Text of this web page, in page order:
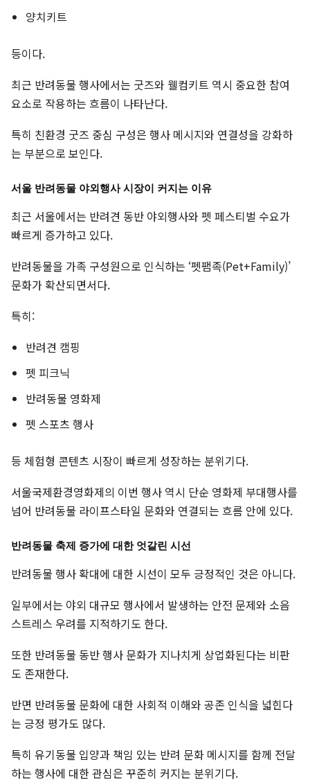
양치키트
등이다.
최근 반려동물 행사에서는 굿즈와 웰컴키트 역시 중요한 참여
요소로 작용하는 흐름이 나타난다.
특히 친환경 굿즈 중심 구성은 행사 메시지와 연결성을 강화하
는 부분으로 보인다.
서울 반려동물 야외행사 시장이 커지는 이유
최근 서울에서는 반려견 동반 야외행사와 펫 페스티벌 수요가
빠르게 증가하고 있다.
반려동물을 가족 구성원으로 인식하는 ‘펫팸족(Pet+Family)’
문화가 확산되면서다.
특히:
반려견 캠핑
펫 피크닉
반려동물 영화제
펫 스포츠 행사
등 체험형 콘텐츠 시장이 빠르게 성장하는 분위기다.
서울국제환경영화제의 이번 행사 역시 단순 영화제 부대행사를
넘어 반려동물 라이프스타일 문화와 연결되는 흐름 안에 있다.
반려동물 축제 증가에 대한 엇갈린 시선
반려동물 행사 확대에 대한 시선이 모두 긍정적인 것은 아니다.
일부에서는 야외 대규모 행사에서 발생하는 안전 문제와 소음
스트레스 우려를 지적하기도 한다.
또한 반려동물 동반 행사 문화가 지나치게 상업화된다는 비판
도 존재한다.
반면 반려동물 문화에 대한 사회적 이해와 공존 인식을 넓힌다
는 긍정 평가도 많다.
특히 유기동물 입양과 책임 있는 반려 문화 메시지를 함께 전달
하는 행사에 대한 관심은 꾸준히 커지는 분위기다.